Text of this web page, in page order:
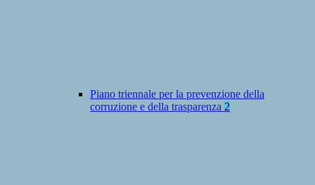
Piano triennale per la prevenzione della
corruzione e della trasparenza 2